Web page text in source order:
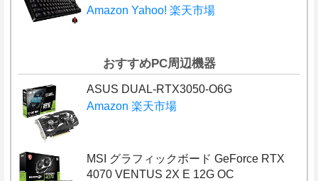
Amazon Yahoo! 楽天市場
おすすめPC周辺機器
ASUS DUAL-RTX3050-O6G
Amazon 楽天市場
MSI グラフィックボード GeForce RTX
4070 VENTUS 2X E 12G OC